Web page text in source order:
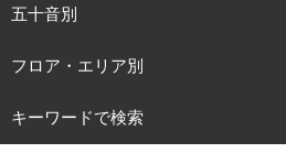
五十音別
フロア・エリア別
キーワードで検索